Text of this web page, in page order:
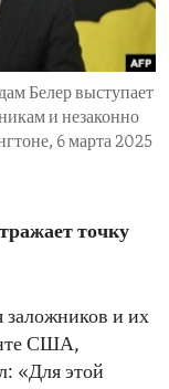
Белер выступает
и незаконно
6 марта 2025
точку
заложников и их
США,
«Для этой